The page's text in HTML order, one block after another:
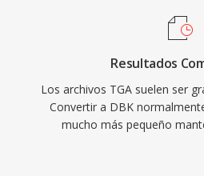
Resultados
Los archivos TGA suelen ser
Convertir a DBK
mucho más pequeño